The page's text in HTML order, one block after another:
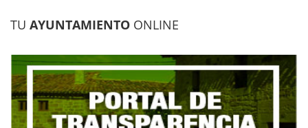
TU AYUNTAMIENTO ONLINE